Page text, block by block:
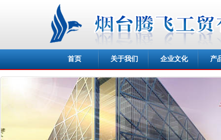
首页 关于我们 企业文化 产